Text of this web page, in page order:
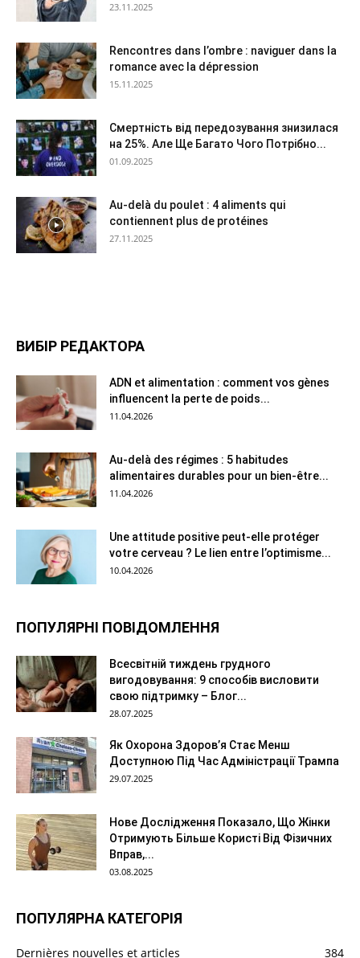
23.11.2025
Rencontres dans l’ombre : naviguer dans la
romance avec la dépression
15.11.2025
Смертність від передозування знизилася
на 25%. Але Ще Багато Чого Потрібно...
01.09.2025
Au-delà du poulet : 4 aliments qui
contiennent plus de protéines
27.11.2025
ВИБІР РЕДАКТОРА
ADN et alimentation : comment vos gènes
influencent la perte de poids...
11.04.2026
Au-delà des régimes : 5 habitudes
alimentaires durables pour un bien-être...
11.04.2026
Une attitude positive peut-elle protéger
votre cerveau ? Le lien entre l’optimisme...
10.04.2026
ПОПУЛЯРНІ ПОВІДОМЛЕННЯ
Всесвітній тиждень грудного
вигодовування: 9 способів висловити
свою підтримку – Блог...
28.07.2025
Як Охорона Здоров’я Стає Менш
Доступною Під Час Адміністрації Трампа
29.07.2025
Нове Дослідження Показало, Що Жінки
Отримують Більше Користі Від Фізичних
Вправ,...
03.08.2025
ПОПУЛЯРНА КАТЕГОРІЯ
Dernières nouvelles et articles 384